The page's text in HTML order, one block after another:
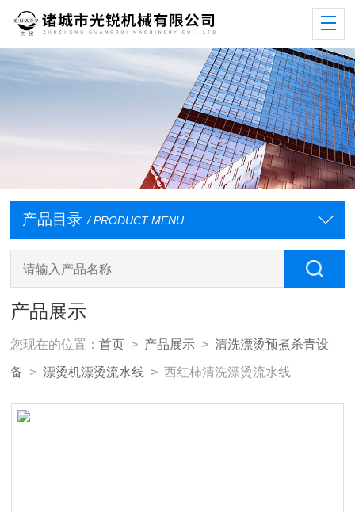
产品目录 / PRODUCT MENU
产品展示
您现在的位置：首页 > 产品展示 >清洗漂烫预煮杀青设
备 >漂烫机漂烫流水线 > 西红柿清洗漂烫流水线